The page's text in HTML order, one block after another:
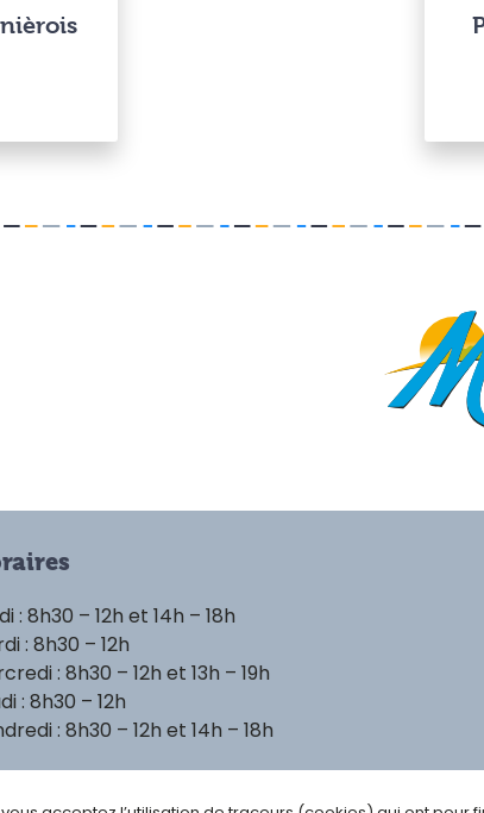
: 8h30 – 12h et 14h – 18h
: 8h30 – 12h
: 8h30 – 12h et 13h – 19h
: 8h30 – 12h
: 8h30 – 12h et 14h – 18h